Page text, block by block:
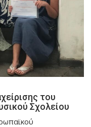
του
Σχολείου